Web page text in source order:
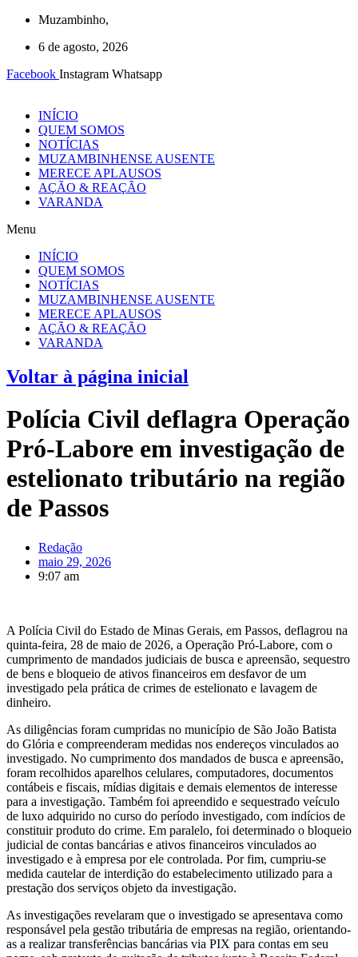
Muzambinho,
6 de agosto, 2026
Facebook Instagram Whatsapp
INÍCIO
QUEM SOMOS
NOTÍCIAS
MUZAMBINHENSE AUSENTE
MERECE APLAUSOS
AÇÃO & REAÇÃO
VARANDA
Menu
INÍCIO
QUEM SOMOS
NOTÍCIAS
MUZAMBINHENSE AUSENTE
MERECE APLAUSOS
AÇÃO & REAÇÃO
VARANDA
Voltar à página inicial
Polícia Civil deflagra Operação
Pró-Labore em investigação de
estelionato tributário na região
de Passos
Redação
maio 29, 2026
9:07 am
A Polícia Civil do Estado de Minas Gerais, em Passos, deflagrou na
quinta-feira, 28 de maio de 2026, a Operação Pró-Labore, com o
cumprimento de mandados judiciais de busca e apreensão, sequestro
de bens e bloqueio de ativos financeiros em desfavor de um
investigado pela prática de crimes de estelionato e lavagem de
dinheiro.
As diligências foram cumpridas no município de São João Batista
do Glória e compreenderam medidas nos endereços vinculados ao
investigado. No cumprimento dos mandados de busca e apreensão,
foram recolhidos aparelhos celulares, computadores, documentos
contábeis e fiscais, mídias digitais e demais elementos de interesse
para a investigação. Também foi apreendido e sequestrado veículo
de luxo adquirido no curso do período investigado, com indícios de
constituir produto do crime. Em paralelo, foi determinado o bloqueio
judicial de contas bancárias e ativos financeiros vinculados ao
investigado e à empresa por ele controlada. Por fim, cumpriu-se
medida cautelar de interdição do estabelecimento utilizado para a
prestação dos serviços objeto da investigação.
As investigações revelaram que o investigado se apresentava como
responsável pela gestão tributária de empresas na região, orientando-
as a realizar transferências bancárias via PIX para contas em seu